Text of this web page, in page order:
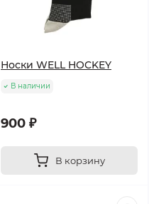
Носки WELL HOCKEY
В наличии
900 ₽
В корзину